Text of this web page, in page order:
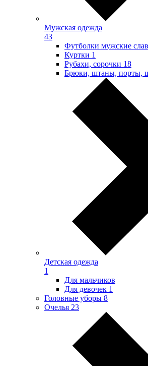
Мужская одежда
43
Футболки мужские
Куртки 1
Рубахи, сорочки 18
Брюки, штаны, порты,
Детская одежда
1
Для мальчиков
Для девочек 1
Головные уборы 8
Очелья 23